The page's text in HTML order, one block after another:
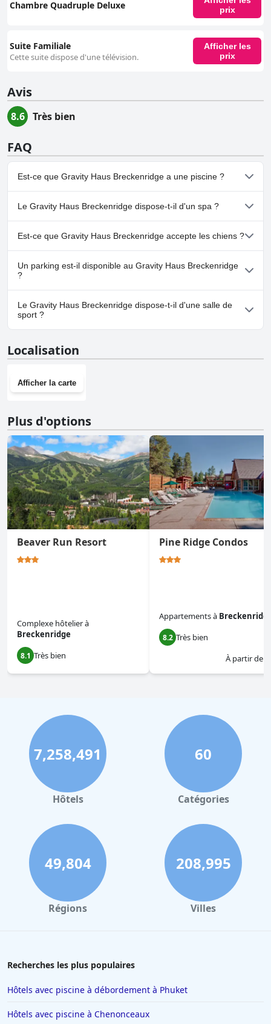
Chambre Quadruple Deluxe
prix
Suite Familiale
Cette suite dispose d'une télévision.
Afficher les
prix
Avis
8.6 Très bien
FAQ
Est-ce que Gravity Haus Breckenridge a une piscine ?
Non, Gravity Haus Breckenridge n'a pas de piscine.
Le Gravity Haus Breckenridge dispose-t-il d'un spa ?
Non, il n'y a pas de spa à Gravity Haus Breckenridge.
Est-ce que Gravity Haus Breckenridge accepte les chiens ?
Oui, Gravity Haus Breckenridge accueille les chiens.
Un parking est-il disponible au Gravity Haus Breckenridge
?
Oui, un parking est disponible à Gravity Haus Breckenridge.
Le Gravity Haus Breckenridge dispose-t-il d'une salle de
sport ?
Localisation
Afficher la carte
Plus d'options
Beaver Run Resort
Complexe hôtelierà
Breckenridge
8.1 Très bien
Pine Ridge Condos
Appartementsà
8.2 Très bien
À partir de
7,258,491
Hôtels
60
Catégories
49,804
Régions
208,995
Villes
Recherches les plus populaires
Hôtels avec piscine à débordement à Phuket
Hôtels avec piscine à Chenonceaux